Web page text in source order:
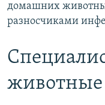
домашних
разносчиками
животные